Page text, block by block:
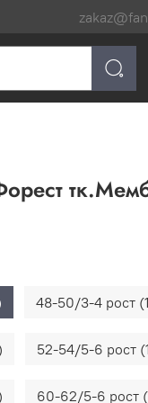
48-50/3-4 рост
52-54/5-6 рост
60-62/5-6 рост